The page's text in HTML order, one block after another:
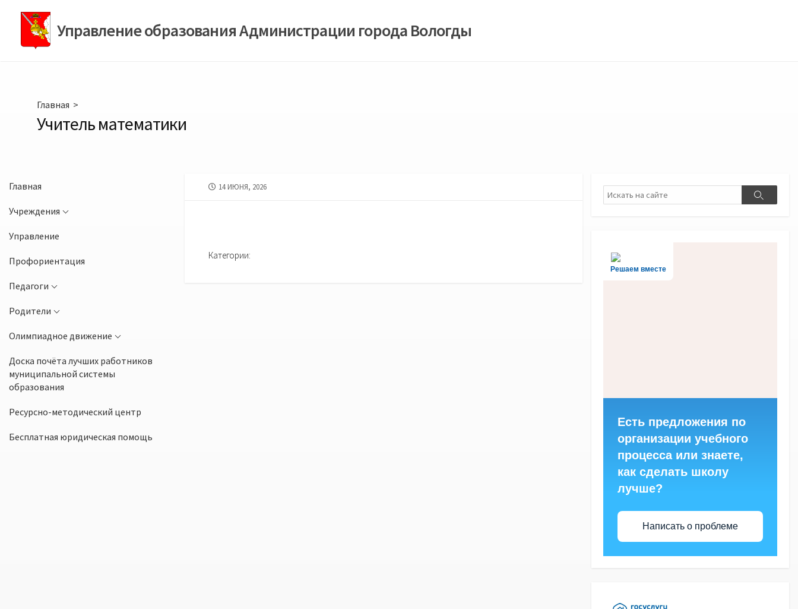
содержимомуУправление образования Администрации города Вологды
Главная >
Учитель математики
Главная
Учреждения
Управление
Профориентация
Педагоги
Родители
Олимпиадное движение
Доска почёта лучших работников
муниципальной системы
образования
Ресурсно-методический центр
Бесплатная юридическая помощь
ДАТА
14 ИЮНЯ, 2026
Категории:
Поиск
Поиск
Решаем вместе
Есть предложения по
организации учебного
процесса или знаете,
как сделать школу
лучше?
Написать о проблеме